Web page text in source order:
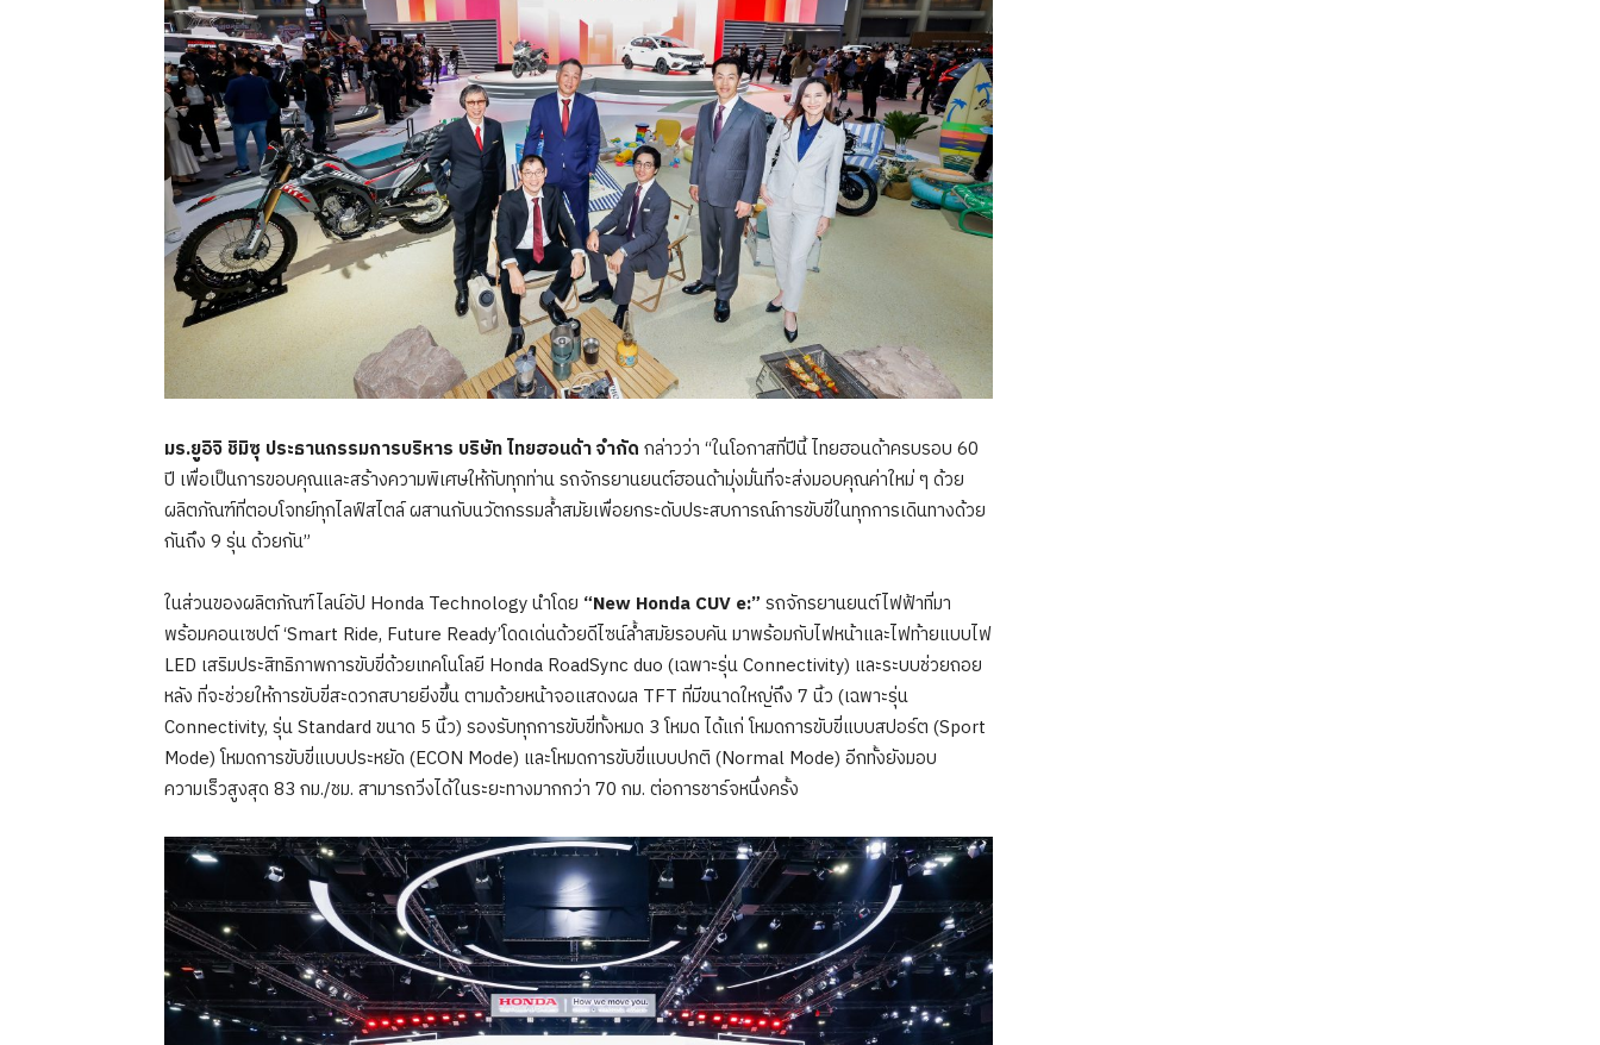
มร.ยูอิจิ ชิมิซุ ประธานกรรมการบริหาร บริษัท ไทยฮอนด้า จำกัด กล่าวว่า “ในโอกาสที่ปีนี้ ไทยฮอนด้าครบรอบ 60
ปี เพื่อเป็นการขอบคุณและสร้างความพิเศษให้กับทุกท่าน รถจักรยานยนต์ฮอนด้ามุ่งมั่นที่จะส่งมอบคุณค่าใหม่ ๆ ด้วย
ผลิตภัณฑ์ที่ตอบโจทย์ทุกไลฟ์สไตล์ ผสานกับนวัตกรรมล้ำสมัยเพื่อยกระดับประสบการณ์การขับขี่ในทุกการเดินทางด้วย
กันถึง 9 รุ่น ด้วยกัน”
ในส่วนของผลิตภัณฑ์ไลน์อัป Honda Technology นำโดย “New Honda CUV e:” รถจักรยานยนต์ไฟฟ้าที่มา
พร้อมคอนเซปต์ ‘Smart Ride, Future Ready’โดดเด่นด้วยดีไซน์ล้ำสมัยรอบคัน มาพร้อมกับไฟหน้าและไฟท้ายแบบไฟ
LED เสริมประสิทธิภาพการขับขี่ด้วยเทคโนโลยี Honda RoadSync duo (เฉพาะรุ่น Connectivity) และระบบช่วยถอย
หลัง ที่จะช่วยให้การขับขี่สะดวกสบายยิ่งขึ้น ตามด้วยหน้าจอแสดงผล TFT ที่มีขนาดใหญ่ถึง 7 นิ้ว (เฉพาะรุ่น
Connectivity, รุ่น Standard ขนาด 5 นิ้ว) รองรับทุกการขับขี่ทั้งหมด 3 โหมด ได้แก่ โหมดการขับขี่แบบสปอร์ต (Sport
Mode) โหมดการขับขี่แบบประหยัด (ECON Mode) และโหมดการขับขี่แบบปกติ (Normal Mode) อีกทั้งยังมอบ
ความเร็วสูงสุด 83 กม./ชม. สามารถวิ่งได้ในระยะทางมากกว่า 70 กม. ต่อการชาร์จหนึ่งครั้ง